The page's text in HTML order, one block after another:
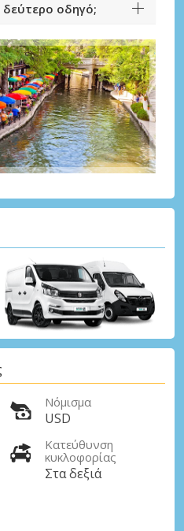
οδηγό;
Νόμισμα
USD
Κατεύθυνση
κυκλοφορίας
Στα δεξιά